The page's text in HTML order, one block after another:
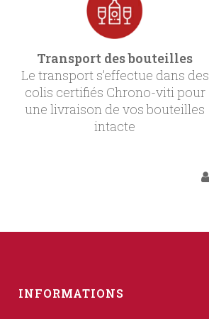
Transport des bouteilles
Le transport s’effectue dans des
colis certifiés Chrono-viti pour
une livraison de vos bouteilles
intacte
INFORMATIONS